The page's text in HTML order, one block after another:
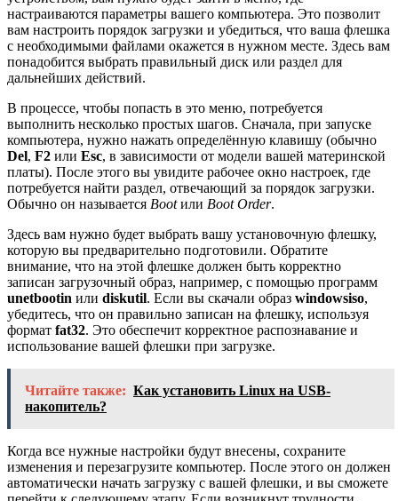
настраиваются параметры вашего компьютера. Это позволит
вам настроить порядок загрузки и убедиться, что ваша флешка
с необходимыми файлами окажется в нужном месте. Здесь вам
понадобится выбрать правильный диск или раздел для
дальнейших действий.
В процессе, чтобы попасть в это меню, потребуется
выполнить несколько простых шагов. Сначала, при запуске
компьютера, нужно нажать определённую клавишу (обычно
Del, F2 или Esc, в зависимости от модели вашей материнской
платы). После этого вы увидите рабочее окно настроек, где
потребуется найти раздел, отвечающий за порядок загрузки.
Обычно он называется Bootили Boot Order.
Здесь вам нужно будет выбрать вашу установочную флешку,
которую вы предварительно подготовили. Обратите
внимание, что на этой флешке должен быть корректно
записан загрузочный образ, например, с помощью программ
unetbootin или diskutil. Если вы скачали образ windowsiso,
убедитесь, что он правильно записан на флешку, используя
формат fat32. Это обеспечит корректное распознавание и
использование вашей флешки при загрузке.
Читайте также: Как установить Linux на USB-
накопитель?
Когда все нужные настройки будут внесены, сохраните
изменения и перезагрузите компьютер. После этого он должен
автоматически начать загрузку с вашей флешки, и вы сможете